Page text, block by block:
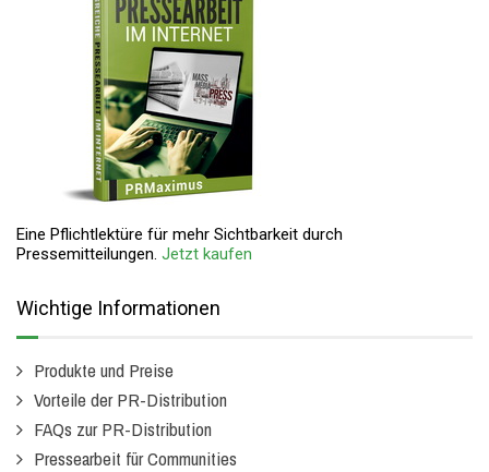
Eine Pflichtlektüre für mehr Sichtbarkeit durch
Pressemitteilungen. Jetzt kaufen
Wichtige Informationen
Produkte und Preise
Vorteile der PR-Distribution
FAQs zur PR-Distribution
Pressearbeit für Communities